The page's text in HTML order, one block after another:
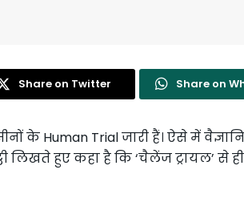
Share on Twitter Share on
के Human Trial जारी हैं। ऐसे में
लिखते हुए कहा है कि ‘चैलेंज ट्रायल’ से